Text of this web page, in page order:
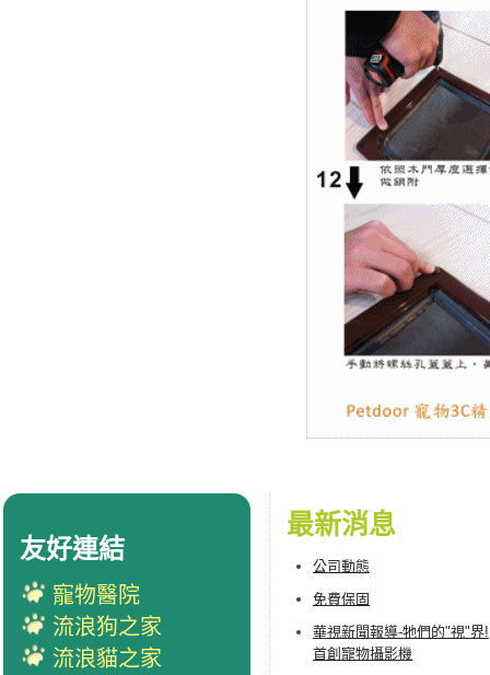
最新消息
公司動態
免費保固
華視新聞報導-牠們的"視"界!
首創寵物攝影機
友好連結
寵物醫院
流浪狗之家
流浪貓之家